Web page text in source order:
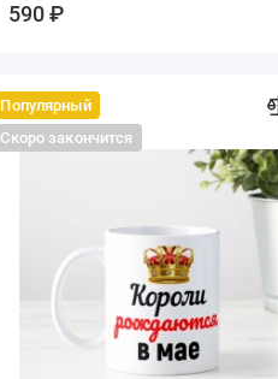
590 ₽
Популярный
Скоро закончится